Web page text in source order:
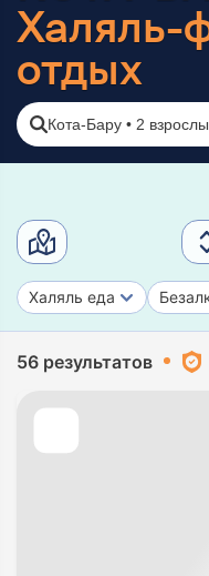
Халяль-
отдых
Кота-Бару • 2
Халяль еда
56 результатов